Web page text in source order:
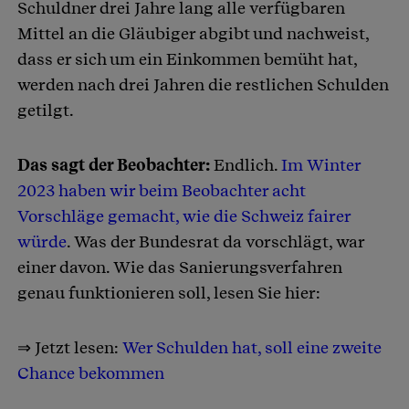
Schuldner drei Jahre lang alle verfügbaren
Mittel an die Gläubiger abgibt und nachweist,
dass er sich um ein Einkommen bemüht hat,
werden nach drei Jahren die restlichen Schulden
getilgt.
Das sagt der Beobachter:Endlich.Im Winter
2023 haben wir beim Beobachter acht
Vorschläge gemacht, wie die Schweiz fairer
würde. Was der Bundesrat da vorschlägt, war
einer davon. Wie das Sanierungsverfahren
genau funktionieren soll, lesen Sie hier:
⇒ Jetzt lesen: Wer Schulden hat, soll eine zweite
Chance bekommen